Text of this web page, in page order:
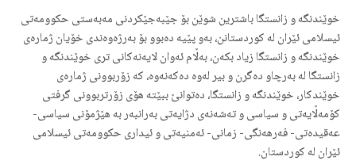
خوێندنگە و زانستگا باشترین شوێن بۆ جێبەجێکردنی مەبەستی حکوومەتی
ئیسلامی ئێران لە کوردستانن، بەو پێیە دەبوو بۆ بەرژەوەندی خۆیان ژمارەی
خوێندنگە و زانستگا زیاد بکەن، بەڵام ئەوان لایەنەکانی تری خوێندنگە و
زانستگا لە بەرچاو دەگرن و بیر لەوە دەکەنەوە، کە زۆربوونی ژمارەی
خوێندکار، خوێندنگە و زانستگا، دەتوانێ ببێتە هۆی زۆرتربوونی گرفتی
کۆمەڵایەتی و سیاسی و تەشەنەی دژایەتی بەرانبەر بە هێژمۆنی سیاسی-
عەقیدەتی- فەرهەنگی- زمانی- ئەمنیەتی و ئیداری حکوومەتی ئیسلامی
ئێران لە کوردستان.